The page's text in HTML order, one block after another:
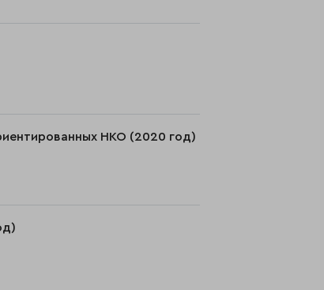
НКО (2020 год)